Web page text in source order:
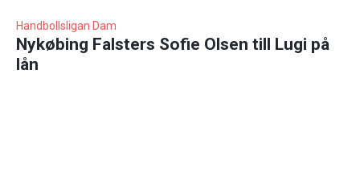
Handbollsligan Dam
Nykøbing Falsters Sofie Olsen till Lugi på
lån